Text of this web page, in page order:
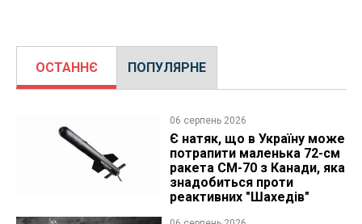
ОСТАННЄ ПОПУЛЯРНЕ
06 серпень 2026
Є натяк, що в Україну може
потрапити маленька 72-см
ракета CM-70 з Канади, яка
знадобиться проти
реактивних "Шахедів"